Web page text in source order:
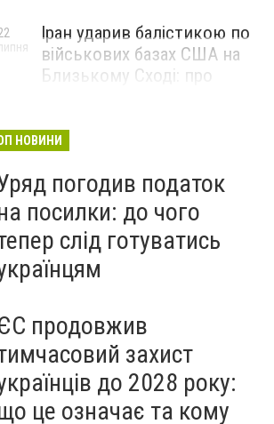
Іран ударив балістикою по
військових базах США на
Близькому Сході: про
НОВИНИ
погодив податок
посилки: до чого
слід готуватись
продовжив
захист
до 2028 року:
це означає та кому